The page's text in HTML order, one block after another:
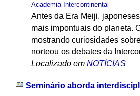
Academia Intercontinental
Antes da Era Meiji,
mais impontuais do planeta.
mostrando curiosidades
norteou os debates da
Localizado em NOTÍCIAS
Seminário aborda